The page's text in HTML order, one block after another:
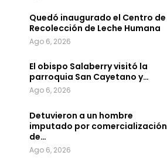
Quedó inaugurado el Centro de
Recolección de Leche Humana
Ago 6, 2026
El obispo Salaberry visitó la
parroquia San Cayetano y…
Ago 6, 2026
Detuvieron a un hombre
imputado por comercialización
de…
Ago 6, 2026